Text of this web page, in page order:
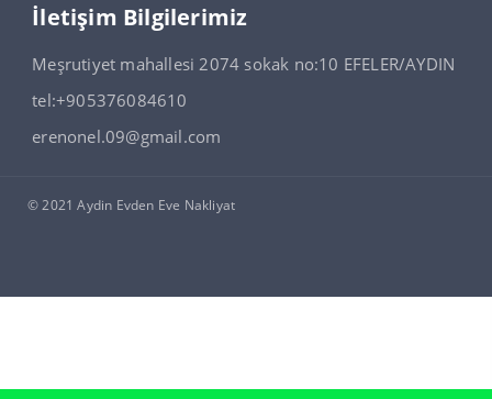
İletişim Bilgilerimiz
Meşrutiyet mahallesi 2074 sokak no:10 EFELER/AYDIN
tel:+905376084610
erenonel.09@gmail.com
© 2021 Aydin Evden Eve Nakliyat